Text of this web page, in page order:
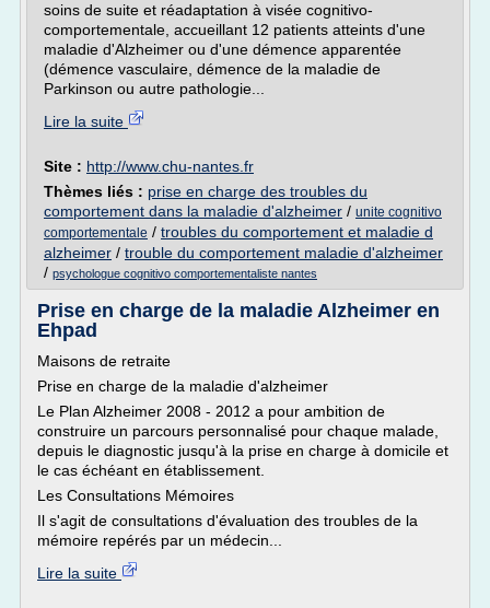
soins de suite et réadaptation à visée cognitivo-
comportementale, accueillant 12 patients atteints d'une
maladie d'Alzheimer ou d'une démence apparentée
(démence vasculaire, démence de la maladie de
Parkinson ou autre pathologie...
Lire la suite
Site : http://www.chu-nantes.fr
Thèmes liés : prise en charge des troubles du
comportement dans la maladie d'alzheimer / unite cognitivo
comportementale / troubles du comportement et maladie d
alzheimer / trouble du comportement maladie d'alzheimer
/ psychologue cognitivo comportementaliste nantes
Prise en charge de la maladie Alzheimer en
Ehpad
Maisons de retraite
Prise en charge de la maladie d'alzheimer
Le Plan Alzheimer 2008 - 2012 a pour ambition de
construire un parcours personnalisé pour chaque malade,
depuis le diagnostic jusqu'à la prise en charge à domicile et
le cas échéant en établissement.
Les Consultations Mémoires
Il s'agit de consultations d'évaluation des troubles de la
mémoire repérés par un médecin...
Lire la suite